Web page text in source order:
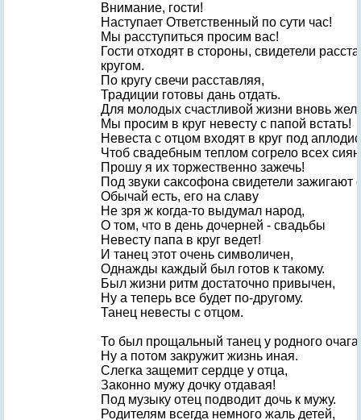
Внимание, гости!
Наступает Ответственный по сути час!
Мы расступиться просим вас!
Гости отходят в стороны, свидетели
кругом.
По кругу свечи расставляя,
Традиции готовы дань отдать.
Для молодых счастливой жизни вновь
Мы просим в круг невесту с папой встать!
Невеста с отцом входят в круг под
Чтоб свадебным теплом согрело всех
Прошу я их торжественно зажечь!
Под звуки саксофона свидетели зажигают
Обычай есть, его на славу
Не зря ж когда-то выдумал народ,
О том, что в день дочерней - свадьбы
Невесту папа в круг ведет!
И танец этот очень символичен,
Однажды каждый был готов к такому.
Был жизни ритм достаточно привычен,
Ну а теперь все будет по-другому.
Танец невесты с отцом.
То был прощальный танец у родного очага,
Ну а потом закружит жизнь иная.
Слегка защемит сердце у отца,
Законно мужу дочку отдавая!
Под музыку отец подводит дочь к мужу.
Родителям всегда немного жаль детей,